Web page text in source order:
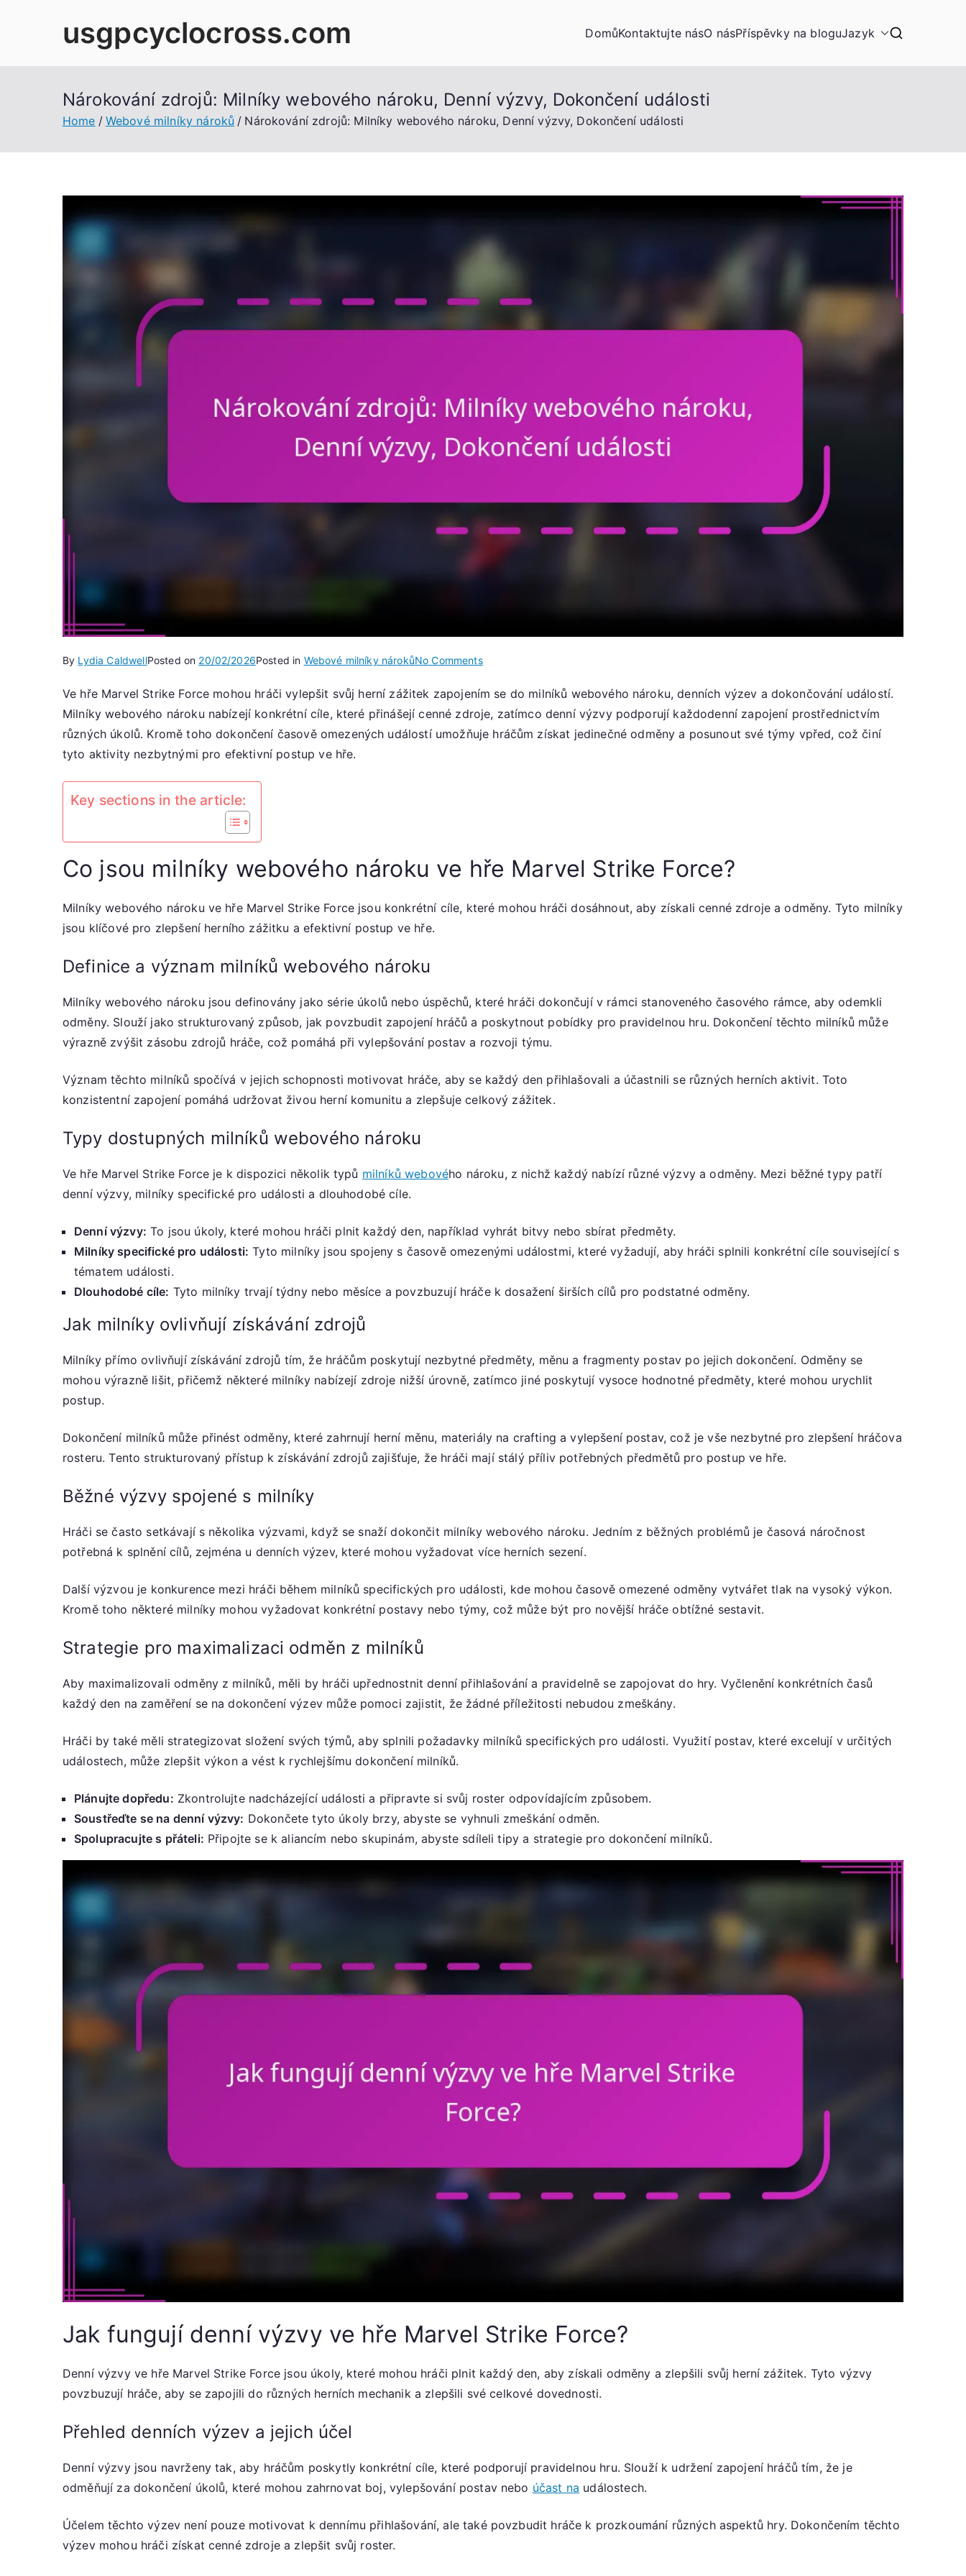
usgpcyclocross.com DomůKontaktujte násO násPříspěvky na bloguJazyk
Nárokování zdrojů: Milníky webového nároku, Denní výzvy, Dokončení události
Home Webové milníky nároků Nárokování zdrojů: Milníky webového nároku, Denní výzvy, Dokončení události
By Lydia CaldwellPosted on 20/02/2026Posted in Webové milníky nárokůNo Commentson
zdrojů:
Milníky
webového
Ve hře Marvel Strike Force mohou hráči vylepšit svůj herní zážitek zapojením se do milníků webového nároku, denních výzev a dokončování událostí.
Milníky webového nároku nabízejí konkrétní cíle, které přinášejí cenné zdroje, zatímco denní výzvy podporují každodenní zapojení prostřednictvím
různých úkolů. Kromě toho dokončení časově omezených událostí umožňuje hráčům získat jedinečné odměny a posunout své týmy vpřed, což činí
tyto aktivity nezbytnými pro efektivní postup ve hře.
Key sections in the article:
Co jsou milníky webového nároku ve hře Marvel Strike Force?
Milníky webového nároku ve hře Marvel Strike Force jsou konkrétní cíle, které mohou hráči dosáhnout, aby získali cenné zdroje a odměny. Tyto milníky
jsou klíčové pro zlepšení herního zážitku a efektivní postup ve hře.
Definice a význam milníků webového nároku
Milníky webového nároku jsou definovány jako série úkolů nebo úspěchů, které hráči dokončují v rámci stanoveného časového rámce, aby odemkli
odměny. Slouží jako strukturovaný způsob, jak povzbudit zapojení hráčů a poskytnout pobídky pro pravidelnou hru. Dokončení těchto milníků může
výrazně zvýšit zásobu zdrojů hráče, což pomáhá při vylepšování postav a rozvoji týmu.
Význam těchto milníků spočívá v jejich schopnosti motivovat hráče, aby se každý den přihlašovali a účastnili se různých herních aktivit. Toto
konzistentní zapojení pomáhá udržovat živou herní komunitu a zlepšuje celkový zážitek.
Typy dostupných milníků webového nároku
Ve hře Marvel Strike Force je k dispozici několik typů milníků webového nároku, z nichž každý nabízí různé výzvy a odměny. Mezi běžné typy patří
denní výzvy, milníky specifické pro události a dlouhodobé cíle.
Denní výzvy: To jsou úkoly, které mohou hráči plnit každý den, například vyhrát bitvy nebo sbírat předměty.
Milníky specifické pro události: Tyto milníky jsou spojeny s časově omezenými událostmi, které vyžadují, aby hráči splnili konkrétní cíle související s
tématem události.
Dlouhodobé cíle: Tyto milníky trvají týdny nebo měsíce a povzbuzují hráče k dosažení širších cílů pro podstatné odměny.
Jak milníky ovlivňují získávání zdrojů
Milníky přímo ovlivňují získávání zdrojů tím, že hráčům poskytují nezbytné předměty, měnu a fragmenty postav po jejich dokončení. Odměny se
mohou výrazně lišit, přičemž některé milníky nabízejí zdroje nižší úrovně, zatímco jiné poskytují vysoce hodnotné předměty, které mohou urychlit
postup.
Dokončení milníků může přinést odměny, které zahrnují herní měnu, materiály na crafting a vylepšení postav, což je vše nezbytné pro zlepšení hráčova
rosteru. Tento strukturovaný přístup k získávání zdrojů zajišťuje, že hráči mají stálý příliv potřebných předmětů pro postup ve hře.
Běžné výzvy spojené s milníky
Hráči se často setkávají s několika výzvami, když se snaží dokončit milníky webového nároku. Jedním z běžných problémů je časová náročnost
potřebná k splnění cílů, zejména u denních výzev, které mohou vyžadovat více herních sezení.
Další výzvou je konkurence mezi hráči během milníků specifických pro události, kde mohou časově omezené odměny vytvářet tlak na vysoký výkon.
Kromě toho některé milníky mohou vyžadovat konkrétní postavy nebo týmy, což může být pro novější hráče obtížné sestavit.
Strategie pro maximalizaci odměn z milníků
Aby maximalizovali odměny z milníků, měli by hráči upřednostnit denní přihlašování a pravidelně se zapojovat do hry. Vyčlenění konkrétních časů
každý den na zaměření se na dokončení výzev může pomoci zajistit, že žádné příležitosti nebudou zmeškány.
Hráči by také měli strategizovat složení svých týmů, aby splnili požadavky milníků specifických pro události. Využití postav, které excelují v určitých
událostech, může zlepšit výkon a vést k rychlejšímu dokončení milníků.
Plánujte dopředu: Zkontrolujte nadcházející události a připravte si svůj roster odpovídajícím způsobem.
Soustřeďte se na denní výzvy: Dokončete tyto úkoly brzy, abyste se vyhnuli zmeškání odměn.
Spolupracujte s přáteli: Připojte se k aliancím nebo skupinám, abyste sdíleli tipy a strategie pro dokončení milníků.
Jak fungují denní výzvy ve hře Marvel Strike Force?
Denní výzvy ve hře Marvel Strike Force jsou úkoly, které mohou hráči plnit každý den, aby získali odměny a zlepšili svůj herní zážitek. Tyto výzvy
povzbuzují hráče, aby se zapojili do různých herních mechanik a zlepšili své celkové dovednosti.
Přehled denních výzev a jejich účel
Denní výzvy jsou navrženy tak, aby hráčům poskytly konkrétní cíle, které podporují pravidelnou hru. Slouží k udržení zapojení hráčů tím, že je
odměňují za dokončení úkolů, které mohou zahrnovat boj, vylepšování postav nebo účast na událostech.
Účelem těchto výzev není pouze motivovat k dennímu přihlašování, ale také povzbudit hráče k prozkoumání různých aspektů hry. Dokončením těchto
výzev mohou hráči získat cenné zdroje a zlepšit svůj roster.